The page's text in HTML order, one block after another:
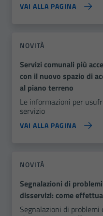
VAI ALLA PAGINA
NOVITÀ
Servizi comunali più
con il nuovo spazio di
al piano terreno
Le informazioni per
servizio
VAI ALLA PAGINA
NOVITÀ
Segnalazioni di
disservizi: come
Segnalazioni di problemi